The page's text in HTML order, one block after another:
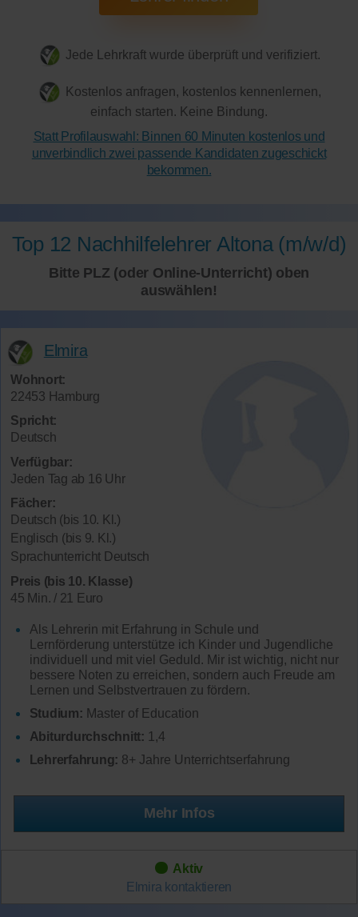
Jede Lehrkraft wurde überprüft und verifiziert.
Kostenlos anfragen, kostenlos kennenlernen,
einfach starten. Keine Bindung.
Statt Profilauswahl: Binnen 60 Minuten kostenlos und
unverbindlich zwei passende Kandidaten zugeschickt
bekommen.
Top 12 Nachhilfelehrer Altona (m/w/d)
Bitte PLZ (oder Online-Unterricht) oben
auswählen!
Elmira
Wohnort:
22453 Hamburg
Spricht:
Deutsch
Verfügbar:
Jeden Tag ab 16 Uhr
Fächer:
Deutsch (bis 10. Kl.)
Englisch (bis 9. Kl.)
Sprachunterricht Deutsch
Preis (bis 10. Klasse)
45 Min. / 21 Euro
Als Lehrerin mit Erfahrung in Schule und
Lernförderung unterstütze ich Kinder und Jugendliche
individuell und mit viel Geduld. Mir ist wichtig, nicht nur
bessere Noten zu erreichen, sondern auch Freude am
Lernen und Selbstvertrauen zu fördern.
Studium: Master of Education
Abiturdurchschnitt: 1,4
Lehrerfahrung: 8+ Jahre Unterrichtserfahrung
Mehr Infos
Aktiv
Elmira kontaktieren